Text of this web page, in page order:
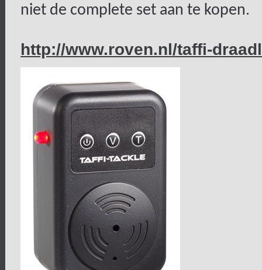
niet de complete set aan te kopen.
http://www.roven.nl/taffi-